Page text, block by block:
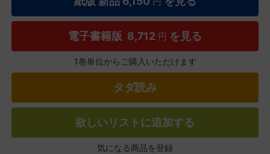
電子書籍版 8,712 円 を見る
1巻単位からご購入いただけます
タダ読み
欲しいリストに追加する
気になる商品を登録